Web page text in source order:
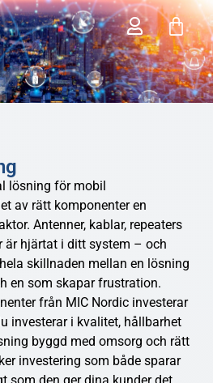
lösning för mobil
av rätt komponenter en
Antenner, kablar, repeaters
är hjärtat i ditt system – och
skillnaden mellan en lösning
en som skapar frustration.
från MIC Nordic investerar
investerar i kvalitet, hållbarhet
byggd med omsorg och rätt
investering som både sparar